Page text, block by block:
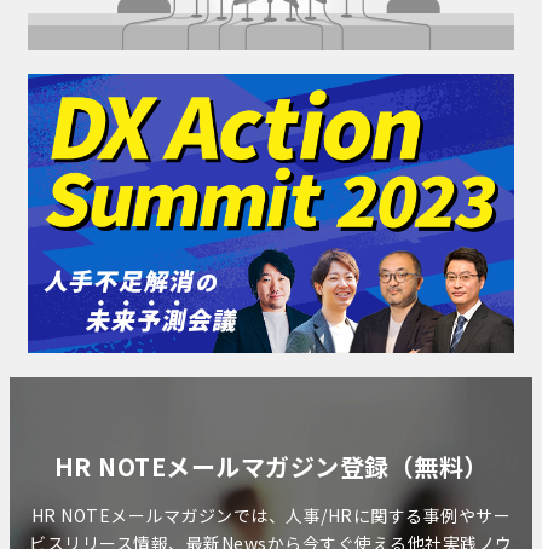
HR NOTEメールマガジン登録（無料）
HR NOTEメールマガジンでは、人事/HRに関する事例やサー
ビスリリース情報、最新Newsから今すぐ使える他社実践ノウ